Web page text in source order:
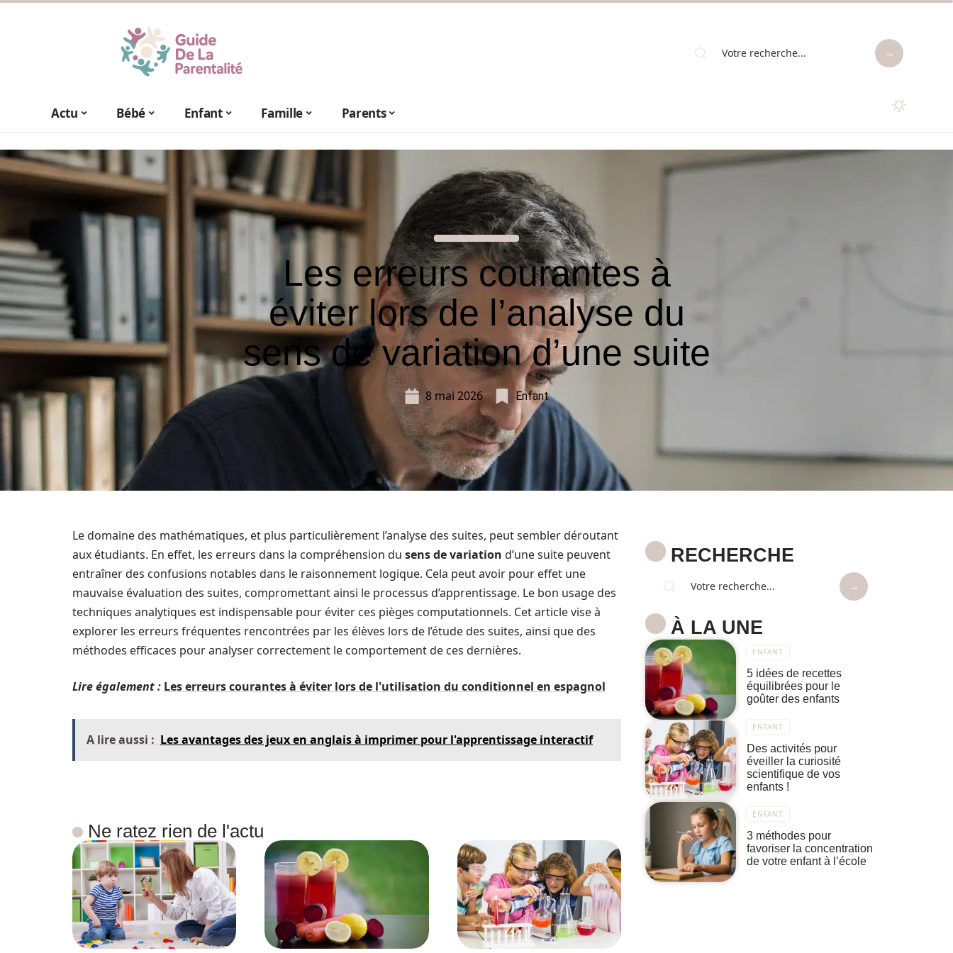
Actu Bébé Enfant Famille Parents
Les erreurs courantes à
éviter lors de l’analyse du
sens de variation d’une suite
8 mai 2026 Enfant
Le domaine des mathématiques, et plus particulièrement l’analyse des suites, peut sembler déroutant
aux étudiants. En effet, les erreurs dans la compréhension du sens de variation d’une suite peuvent
entraîner des confusions notables dans le raisonnement logique. Cela peut avoir pour effet une
mauvaise évaluation des suites, compromettant ainsi le processus d’apprentissage. Le bon usage des
techniques analytiques est indispensable pour éviter ces pièges computationnels. Cet article vise à
explorer les erreurs fréquentes rencontrées par les élèves lors de l’étude des suites, ainsi que des
méthodes efficaces pour analyser correctement le comportement de ces dernières.
Lire également : Les erreurs courantes à éviter lors de l'utilisation du conditionnel en espagnol
A lire aussi : Les avantages des jeux en anglais à imprimer pour l'apprentissage interactif
Ne ratez rien de l'actu
RECHERCHE
À LA UNE
ENFANT
5 idées de recettes
équilibrées pour le
goûter des enfants
ENFANT
Des activités pour
éveiller la curiosité
scientifique de vos
enfants !
ENFANT
3 méthodes pour
favoriser la concentration
de votre enfant à l’école